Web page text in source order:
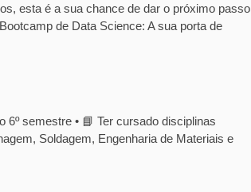
esta é a sua chance de dar o próximo passo
de Data Science: A sua porta de
semestre • 📘 Ter cursado disciplinas
Soldagem, Engenharia de Materiais e